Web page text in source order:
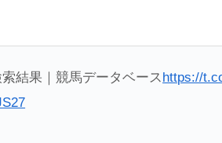
結果｜競馬データベースhttps://